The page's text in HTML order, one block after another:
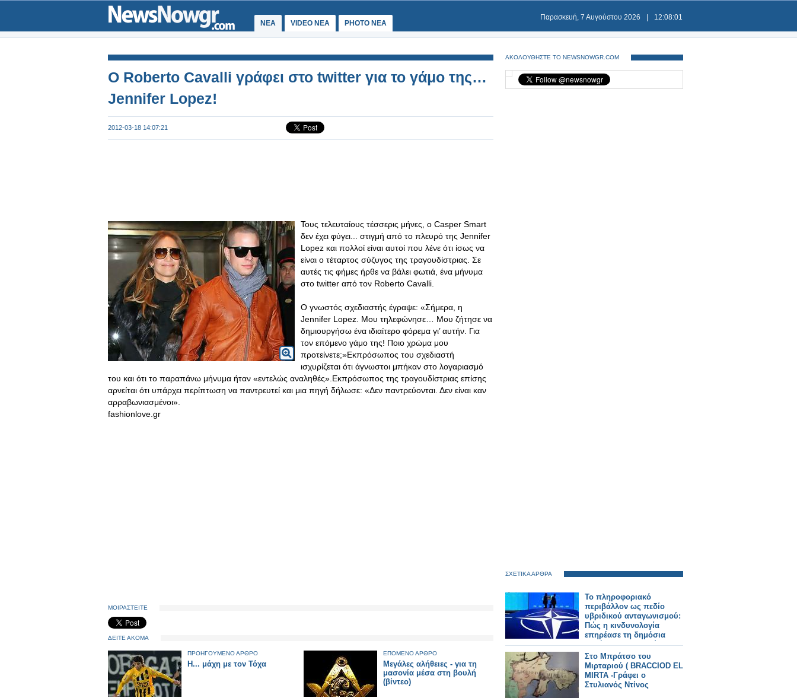
ΝΕΑ VIDEO NEA PHOTO NEA
Παρασκευή, 7 Αυγούστου 2026 12:08:02
O Roberto Cavalli γράφει στο twitter για το γάμο της…
Jennifer Lopez!
2012-03-18 14:07:21
Τους τελευταίους τέσσερις μήνες, ο Casper Smart
δεν έχει φύγει... στιγμή από το πλευρό της Jennifer
Lopez και πολλοί είναι αυτοί που λένε ότι ίσως να
είναι ο τέταρτος σύζυγος της τραγουδίστριας. Σε
αυτές τις φήμες ήρθε να βάλει φωτιά, ένα μήνυμα
στο twitter από τον Roberto Cavalli.
Ο γνωστός σχεδιαστής έγραψε: «Σήμερα, η
Jennifer Lopez. Μου τηλεφώνησε… Μου ζήτησε να
δημιουργήσω ένα ιδιαίτερο φόρεμα γι’ αυτήν. Για
τον επόμενο γάμο της! Ποιο χρώμα μου
προτείνετε;»Εκπρόσωπος του σχεδιαστή
ισχυρίζεται ότι άγνωστοι μπήκαν στο λογαριασμό
του και ότι το παραπάνω μήνυμα ήταν «εντελώς αναληθές».Εκπρόσωπος της τραγουδίστριας επίσης
αρνείται ότι υπάρχει περίπτωση να παντρευτεί και μια πηγή δήλωσε: «Δεν παντρεύονται. Δεν είναι καν
αρραβωνιασμένοι».
fashionlove.gr
ΜΟΙΡΑΣΤΕΙΤΕ
ΔΕΙΤΕ ΑΚΟΜΑ
ΠΡΟΗΓΟΥΜΕΝΟ ΑΡΘΡΟ
Η... μάχη με τον Τόχα
ΕΠΟΜΕΝΟ ΑΡΘΡΟ
Μεγάλες αλήθειες - για τη
μασονία μέσα στη βουλή
(βίντεο)
ΑΚΟΛΟΥΘΗΣΤΕ ΤΟ NEWSNOWGR.COM
ΣΧΕΤΙΚΑ ΑΡΘΡΑ
Το πληροφοριακό
περιβάλλον ως πεδίο
υβριδικού ανταγωνισμού:
Πώς η κινδυνολογία
επηρέασε τη δημόσια
συζήτηση για τη Σύνοδο
του ΝΑΤΟ -Γράφει ο Δρ.
Κωνσταντίνος Π.
Μπαλωμένος
Στο Μπράτσο του
Μιρταριού ( BRACCIOD EL
MIRTA -Γράφει ο
Στυλιανός Ντίνος